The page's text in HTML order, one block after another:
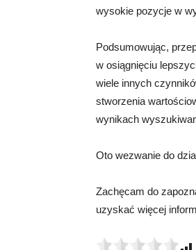
wysokie pozycje w
Podsumowując,
w osiągnięciu
wiele innych
stworzenia
wynikach
Oto wezwanie do
Zachęcam do
uzyskać więcej